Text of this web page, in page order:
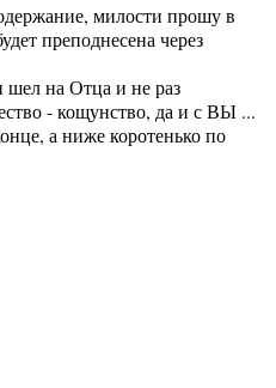
милости прошу в
преподнесена через
шел на Отца и не раз
- кощунство, да и с ВЫ ...
а ниже коротенько по